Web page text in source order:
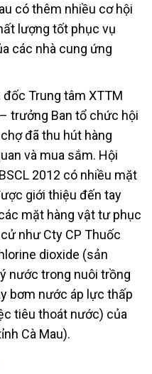
có thêm nhiều cơ hội
lượng tốt phục vụ
các nhà cung ứng
đốc Trung tâm XTTM
trưởng Ban tổ chức hội
đã thu hút hàng
và mua sắm. Hội
2012 có nhiều mặt
giới thiệu đến tay
mặt hàng vật tư phục
như Cty CP Thuốc
dioxide (sản
nước trong nuôi trồng
bơm nước áp lực thấp
tiêu thoát nước) của
Cà Mau).